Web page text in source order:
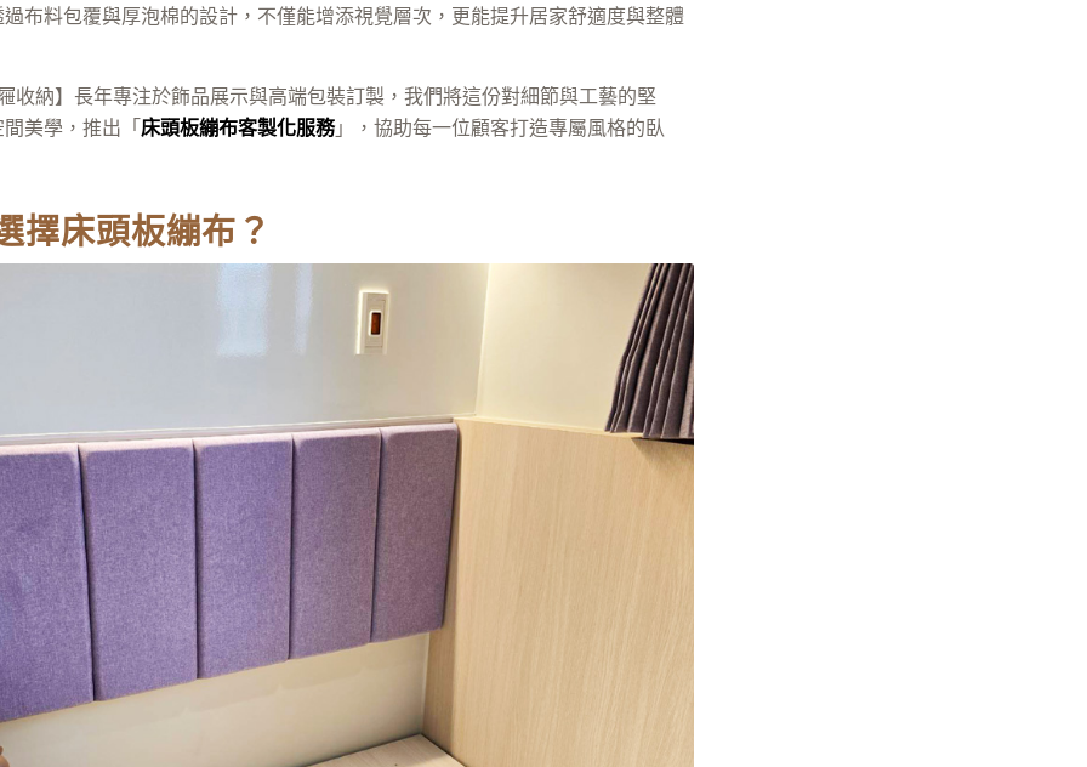
布料包覆與厚泡棉的設計，不僅能增添視覺層次，更能提升居家舒適度與整體
收納】長年專注於飾品展示與高端包裝訂製，我們將這份對細節與工藝的堅
美學，推出「床頭板繃布客製化服務」，協助每一位顧客打造專屬風格的臥
擇床頭板繃布？